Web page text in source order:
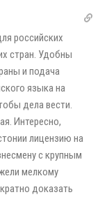
российских
стран. Удобны
и подача
языка на
дела вести.
Интересно,
лицензию на
с крупным
мелкому
доказать